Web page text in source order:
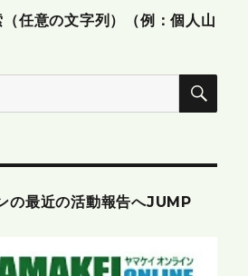
任意の文字列）（例：個人山
検
の最近の活動報告へJUMP